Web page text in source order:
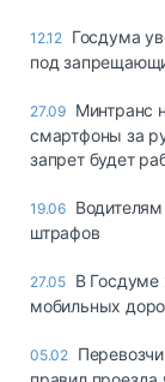
12.12 Госдума
под
27.09 Минтранс
смартфоны за
запрет будет
19.06
штрафов
27.05 В Госдуме
мобильных
05.02